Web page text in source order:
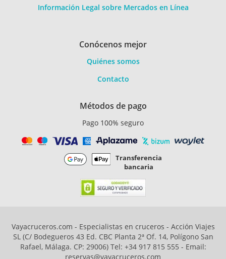
Información Legal sobre Mercados en Línea
Conócenos mejor
Quiénes somos
Contacto
Métodos de pago
Pago 100% seguro
Transferencia
bancaria
Vayacruceros.com - Especialistas en cruceros - Acción Viajes
SL (C/ Bodegueros 43 Ed. CBC Planta 2ª Of. 14, Polígono San
Rafael, Málaga. CP: 29006) Tel: +34 917 815 555 - Email:
reservas@vayacruceros.com